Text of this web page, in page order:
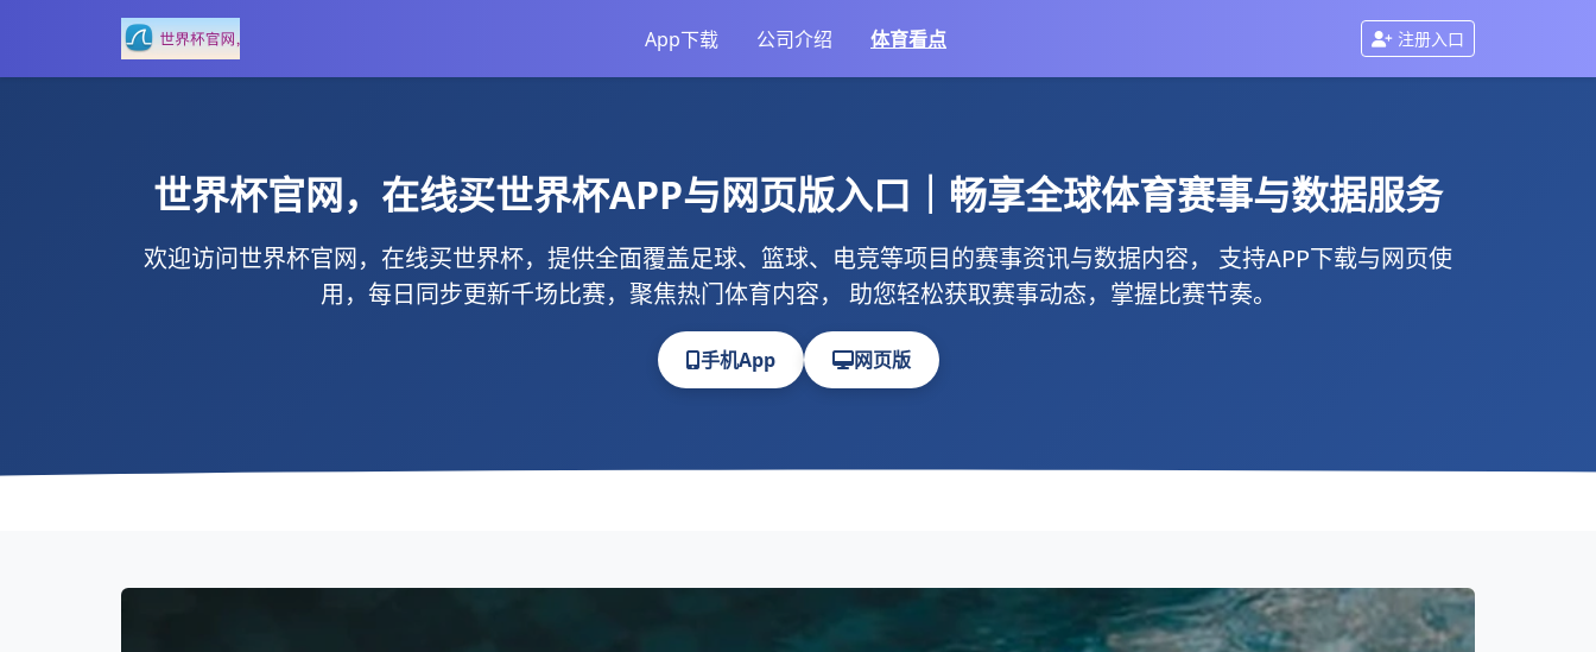
App下载 公司介绍 体育看点 注册入口
世界杯官网，在线买世界杯APP与网页版入口｜畅享全球体育赛事与数据服务
欢迎访问世界杯官网，在线买世界杯，提供全面覆盖足球、篮球、电竞等项目的赛事资讯与数据内容， 支持APP下载与网页使
用，每日同步更新千场比赛，聚焦热门体育内容， 助您轻松获取赛事动态，掌握比赛节奏。
手机App 网页版